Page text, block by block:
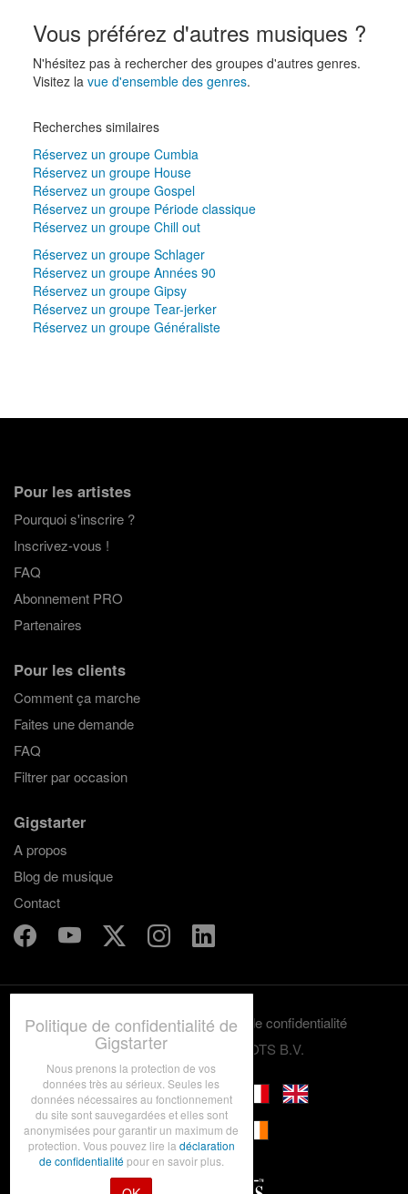
Vous préférez d'autres musiques ?
N'hésitez pas à rechercher des groupes d'autres genres.
Visitez la vue d'ensemble des genres.
Recherches similaires
Réservez un groupe Cumbia
Réservez un groupe House
Réservez un groupe Gospel
Réservez un groupe Période classique
Réservez un groupe Chill out
Réservez un groupe Schlager
Réservez un groupe Années 90
Réservez un groupe Gipsy
Réservez un groupe Tear-jerker
Réservez un groupe Généraliste
Pour les artistes
Pourquoi s'inscrire ?
Inscrivez-vous !
FAQ
Abonnement PRO
Partenaires
Pour les clients
Comment ça marche
Faites une demande
FAQ
Filtrer par occasion
Gigstarter
A propos
Blog de musique
Contact
Termes et conditions
Politique de confidentialité
© 2012-2026 GRASSROOTS B.V.
Politique de confidentialité de
Gigstarter
Nous prenons la protection de vos
données très au sérieux. Seules les
données nécessaires au fonctionnement
du site sont sauvegardées et elles sont
anonymisées pour garantir un maximum de
protection. Vous pouvez lire la déclaration
de confidentialitépour en savoir plus.